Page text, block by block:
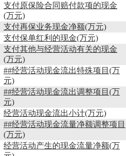
支付原保险合同赔付款项的现金
(万元)
支付再保业务现金净额(万元)
支付保单红利的现金(万元)
支付其他与经营活动有关的现金
(万元)
##经营活动现金流出特殊项目(万
元)
##经营活动现金流出调整项目(万
元)
经营活动现金流出小计(万元)
##经营活动现金流量净额调整项目
(万元)
经营活动产生的现金流量净额(万